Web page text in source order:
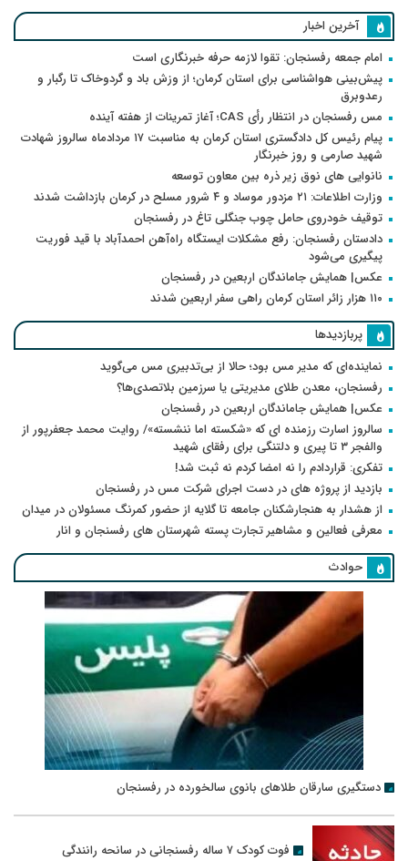
آخرین اخبار
امام جمعه رفسنجان: تقوا لازمه حرفه خبرنگاری است
پیش‌بینی هواشناسی برای استان کرمان؛ از وزش باد و گردوخاک تا رگبار و
رعدوبرق
مس رفسنجان در انتظار رأی CAS؛ آغاز تمرینات از هفته آینده
پیام رئیس کل دادگستری استان کرمان به مناسبت ۱۷ مردادماه سالروز شهادت
شهید صارمی و روز خبرنگار
نانوایی های نوق زیر ذره بین معاون توسعه
وزارت اطلاعات: ۲۱ مزدور موساد و ۴ شرور مسلح در کرمان بازداشت شدند
توقیف خودروی حامل چوب جنگلی تاغ در رفسنجان
دادستان رفسنجان: رفع مشکلات ایستگاه راه‌آهن احمدآباد با قید فوریت
پیگیری می‌شود
عکس| همایش جاماندگان اربعین در رفسنجان
۱۱۰ هزار زائر استان کرمان راهی سفر اربعین شدند
پربازدیدها
نماینده‌ای که مدیر مس بود؛ حالا از بی‌تدبیری مس می‌گوید
رفسنجان، معدن طلای مدیریتی یا سرزمین بلاتصدی‌ها؟
عکس| همایش جاماندگان اربعین در رفسنجان
سالروز اسارت رزمنده ای که «شکسته اما ننشسته»/ روایت محمد جعفرپور از
والفجر ۳ تا پیری و دلتنگی برای رفقای شهید
تفکری: قراردادم را نه امضا کردم نه ثبت شد!
بازدید از پروژه های در دست اجرای شرکت مس در رفسنجان
از هشدار به هنجارشکنان جامعه تا گلایه از حضور کمرنگ مسئولان در میدان
معرفی فعالین و مشاهیر تجارت پسته شهرستان های رفسنجان و انار
حوادث
دستگیری سارقان طلاهای بانوی سالخورده در رفسنجان
فوت کودک ۷ ساله رفسنجانی در سانحه رانندگی